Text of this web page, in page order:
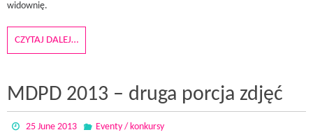
widownię.
CZYTAJ DALEJ…
MDPD 2013 – druga porcja zdjęć
25 June 2013 Eventy / konkursy